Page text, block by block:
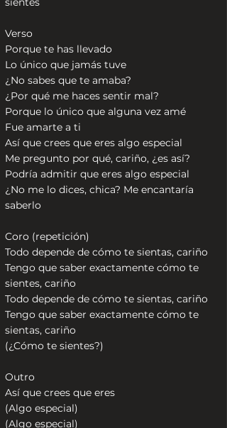
Verso
Porque te has llevado
Lo único que jamás tuve
¿No sabes que te amaba?
¿Por qué me haces sentir mal?
Porque lo único que alguna vez amé
Fue amarte a ti
Así que crees que eres algo especial
Me pregunto por qué, cariño, ¿es así?
Podría admitir que eres algo especial
¿No me lo dices, chica? Me encantaría
saberlo
Coro (repetición)
Todo depende de cómo te sientas, cariño
Tengo que saber exactamente cómo te
sientes, cariño
Todo depende de cómo te sientas, cariño
Tengo que saber exactamente cómo te
sientas, cariño
(¿Cómo te sientes?)
Outro
Así que crees que eres
(Algo especial)
(Algo especial)